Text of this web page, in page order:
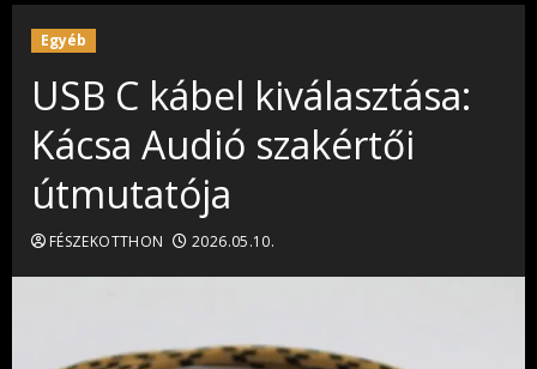
Egyéb
USB C kábel kiválasztása:
Kácsa Audió szakértői
útmutatója
FÉSZEKOTTHON 2026.05.10.